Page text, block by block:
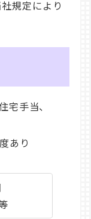
規定により
宅手当、
あり